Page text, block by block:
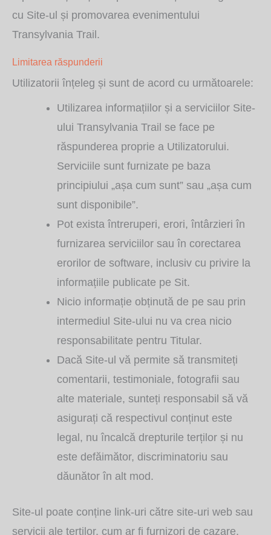
cu Site-ul și promovarea evenimentului
Transylvania Trail.
Limitarea răspunderii
Utilizatorii înțeleg și sunt de acord cu următoarele:
Utilizarea informațiilor și a serviciilor Site-
ului Transylvania Trail se face pe
răspunderea proprie a Utilizatorului.
Serviciile sunt furnizate pe baza
principiului „așa cum sunt” sau „așa cum
sunt disponibile”.
Pot exista întreruperi, erori, întârzieri în
furnizarea serviciilor sau în corectarea
erorilor de software, inclusiv cu privire la
informațiile publicate pe Sit.
Nicio informație obținută de pe sau prin
intermediul Site-ului nu va crea nicio
responsabilitate pentru Titular.
Dacă Site-ul vă permite să transmiteți
comentarii, testimoniale, fotografii sau
alte materiale, sunteți responsabil să vă
asigurați că respectivul conținut este
legal, nu încalcă drepturile terților și nu
este defăimător, discriminatoriu sau
dăunător în alt mod.
Site-ul poate conține link-uri către site-uri web sau
servicii ale terților, cum ar fi furnizori de cazare,